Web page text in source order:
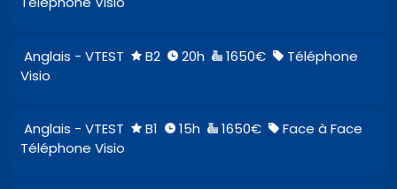
Anglais - VTEST B2 20h 1650€
Téléphone
Visio
Anglais - VTEST B1 15h 1650€
Face à Face
Téléphone Visio